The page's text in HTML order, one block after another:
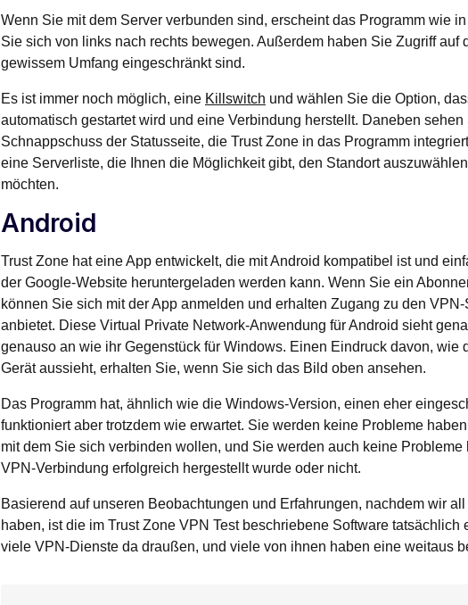
Wenn Sie mit dem Server verbunden sind, erscheint das Programm wie
Sie sich von links nach rechts bewegen. Außerdem haben Sie Zugriff auf
gewissem Umfang eingeschränkt sind.
Es ist immer noch möglich, eine Killswitch und wählen Sie die Option,
automatisch gestartet wird und eine Verbindung herstellt. Daneben
Schnappschuss der Statusseite, die Trust Zone in das Programm
eine Serverliste, die Ihnen die Möglichkeit gibt, den Standort
möchten.
Android
Trust Zone hat eine App entwickelt, die mit Android kompatibel ist und
der Google-Website heruntergeladen werden kann. Wenn Sie ein
können Sie sich mit der App anmelden und erhalten Zugang zu den
anbietet. Diese Virtual Private Network-Anwendung für Android sieht
genauso an wie ihr Gegenstück für Windows. Einen Eindruck davon, wie
Gerät aussieht, erhalten Sie, wenn Sie sich das Bild oben ansehen.
Das Programm hat, ähnlich wie die Windows-Version, einen eher
funktioniert aber trotzdem wie erwartet. Sie werden keine Probleme
mit dem Sie sich verbinden wollen, und Sie werden auch keine
VPN-Verbindung erfolgreich hergestellt wurde oder nicht.
Basierend auf unseren Beobachtungen und Erfahrungen, nachdem wir
haben, ist die im Trust Zone VPN Test beschriebene Software tatsächlich
viele VPN-Dienste da draußen, und viele von ihnen haben eine weitaus